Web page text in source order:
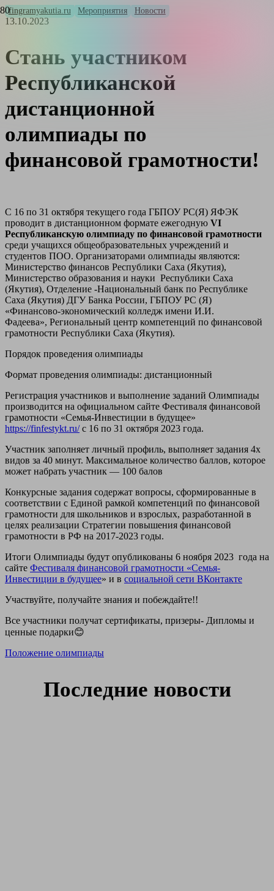
fingramyakutia.ru Мероприятия Новости
13.10.2023
Стань участником
Республиканской
дистанционной
олимпиады по
финансовой грамотности!
С 16 по 31 октября текущего года ГБПОУ РС(Я) ЯФЭК
проводит в дистанционном формате ежегодную VI
Республиканскую олимпиаду по финансовой грамотности
среди учащихся общеобразовательных учреждений и
студентов ПОО. Организаторами олимпиады являются:
Министерство финансов Республики Саха (Якутия),
Министерство образования и науки Республики Саха
(Якутия), Отделение -Национальный банк по Республике
Саха (Якутия) ДГУ Банка России, ГБПОУ РС (Я)
«Финансово-экономический колледж имени И.И.
Фадеева», Региональный центр компетенций по финансовой
грамотности Республики Саха (Якутия).
Порядок проведения олимпиады
Формат проведения олимпиады: дистанционный
Регистрация участников и выполнение заданий Олимпиады
производится на официальном сайте Фестиваля финансовой
грамотности «Семья-Инвестиции в будущее»
https://finfestykt.ru/с 16 по 31 октября 2023 года.
Участник заполняет личный профиль, выполняет задания 4х
видов за 40 минут. Максимальное количество баллов, которое
может набрать участник — 100 балов
Конкурсные задания содержат вопросы, сформированные в
соответствии с Единой рамкой компетенций по финансовой
грамотности для школьников и взрослых, разработанной в
целях реализации Стратегии повышения финансовой
грамотности в РФ на 2017-2023 годы.
Итоги Олимпиады будут опубликованы 6 ноября 2023 года на
сайте Фестиваля финансовой грамотности «Семья-
Инвестиции в будущее» и в социальной сети ВКонтакте
Участвуйте, получайте знания и побеждайте!!
Все участники получат сертификаты, призеры- Дипломы и
ценные подарки😊
Положение олимпиады
Последние новости